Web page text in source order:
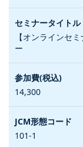
【オンラインセ
ー
14,300
101-1